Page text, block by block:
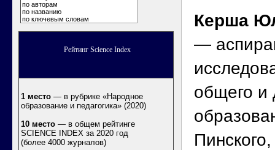
по авторам
по названию
по ключевым словам
Рейтинг Science Index
1 место — в рубрике «Народное
образование и педагогика» (2020)
10 место — в общем рейтинге
SCIENCE INDEX за 2020 год
(более 4000 журналов)
Керша
—
общего и